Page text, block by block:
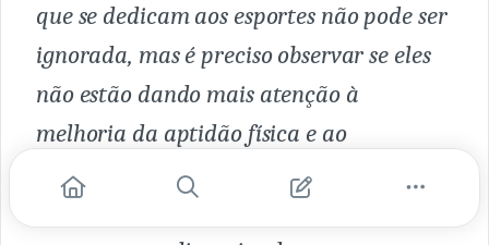
que se dedicam aos esportes não pode ser
ignorada, mas é preciso observar se eles
não estão dando mais atenção à
melhoria da aptidão física e ao
desenvolvimento das habilidades